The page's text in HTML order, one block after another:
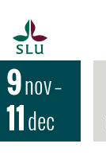
9nov–
11dec